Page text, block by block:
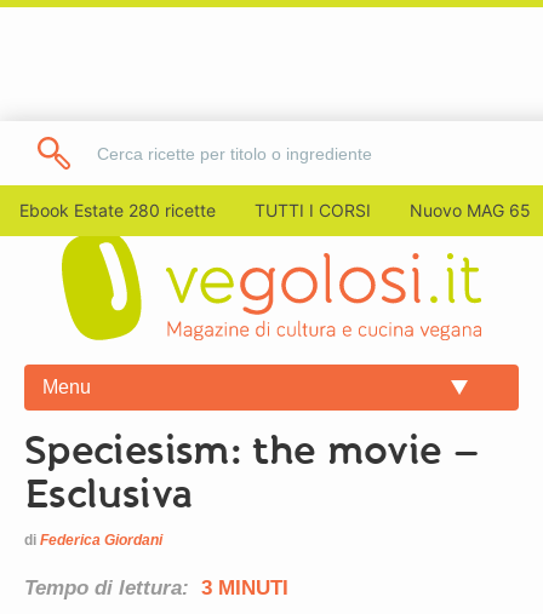
Ebook Estate 280 ricette TUTTI I CORSI Nuovo MAG 65
Menu
Speciesism: the movie –
Esclusiva
di Federica Giordani
Tempo di lettura: 3 MINUTI